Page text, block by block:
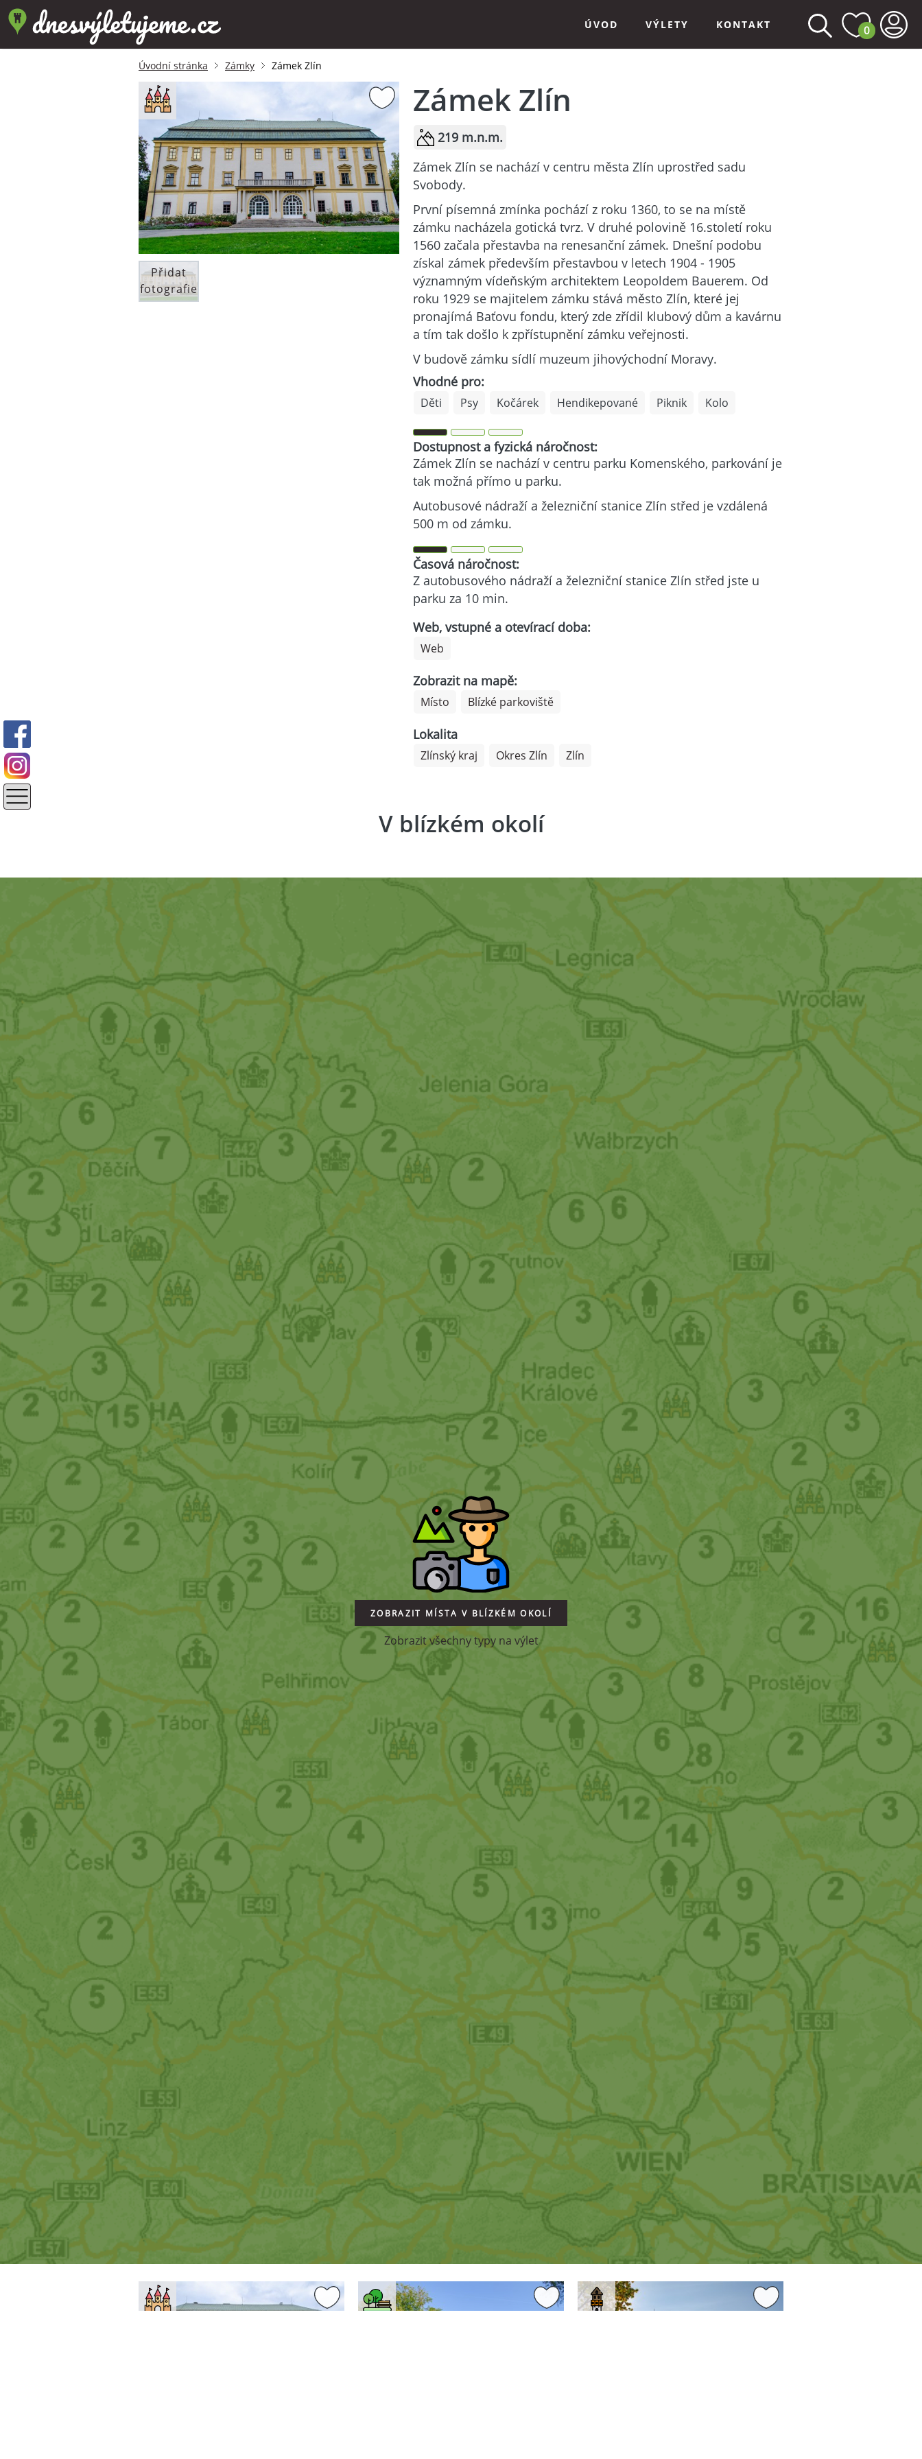
ÚVOD VÝLETY KONTAKT 0
Úvodní stránka Zámky Zámek Zlín
Přidat
fotografie
Zámek Zlín
219 m.n.m.
Zámek Zlín se nachází v centru města Zlín uprostřed sadu
Svobody.
První písemná zmínka pochází z roku 1360, to se na místě
zámku nacházela gotická tvrz. V druhé polovině 16.století roku
1560 začala přestavba na renesanční zámek. Dnešní podobu
získal zámek především přestavbou v letech 1904 - 1905
významným vídeňským architektem Leopoldem Bauerem. Od
roku 1929 se majitelem zámku stává město Zlín, které jej
pronajímá Baťovu fondu, který zde zřídil klubový dům a kavárnu
a tím tak došlo k zpřístupnění zámku veřejnosti.
V budově zámku sídlí muzeum jihovýchodní Moravy.
Vhodné pro:
Děti Psy Kočárek Hendikepované Piknik Kolo
Dostupnost a fyzická náročnost:
Zámek Zlín se nachází v centru parku Komenského, parkování je
tak možná přímo u parku.
Autobusové nádraží a železniční stanice Zlín střed je vzdálená
500 m od zámku.
Časová náročnost:
Z autobusového nádraží a železniční stanice Zlín střed jste u
parku za 10 min.
Web, vstupné a otevírací doba:
Web
Zobrazit na mapě:
Místo Blízké parkoviště
Lokalita
Zlínský kraj Okres Zlín Zlín
V blízkém okolí
ZOBRAZIT MÍSTA V BLÍZKÉM OKOLÍ
Zobrazit všechny typy na výlet